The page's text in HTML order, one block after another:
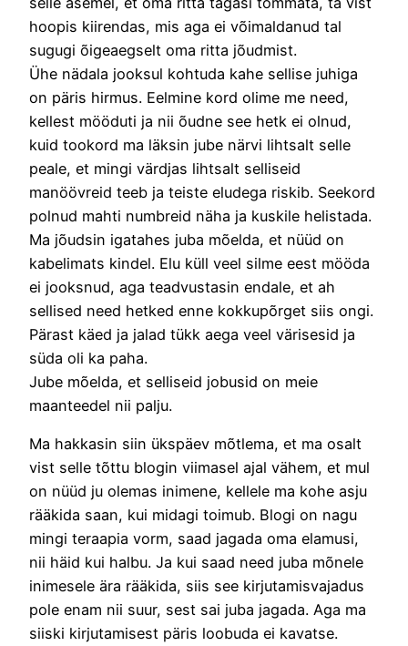
hoopis kiirendas, mis aga ei võimaldanud tal
sugugi õigeaegselt oma ritta jõudmist.
Ühe nädala jooksul kohtuda kahe sellise juhiga
on päris hirmus. Eelmine kord olime me need,
kellest mööduti ja nii õudne see hetk ei olnud,
kuid tookord ma läksin jube närvi lihtsalt selle
peale, et mingi värdjas lihtsalt selliseid
manöövreid teeb ja teiste eludega riskib. Seekord
polnud mahti numbreid näha ja kuskile helistada.
Ma jõudsin igatahes juba mõelda, et nüüd on
kabelimats kindel. Elu küll veel silme eest mööda
ei jooksnud, aga teadvustasin endale, et ah
sellised need hetked enne kokkupõrget siis ongi.
Pärast käed ja jalad tükk aega veel värisesid ja
süda oli ka paha.
Jube mõelda, et selliseid jobusid on meie
maanteedel nii palju.
Ma hakkasin siin ükspäev mõtlema, et ma osalt
vist selle tõttu blogin viimasel ajal vähem, et mul
on nüüd ju olemas inimene, kellele ma kohe asju
rääkida saan, kui midagi toimub. Blogi on nagu
mingi teraapia vorm, saad jagada oma elamusi,
nii häid kui halbu. Ja kui saad need juba mõnele
inimesele ära rääkida, siis see kirjutamisvajadus
pole enam nii suur, sest sai juba jagada. Aga ma
siiski kirjutamisest päris loobuda ei kavatse.